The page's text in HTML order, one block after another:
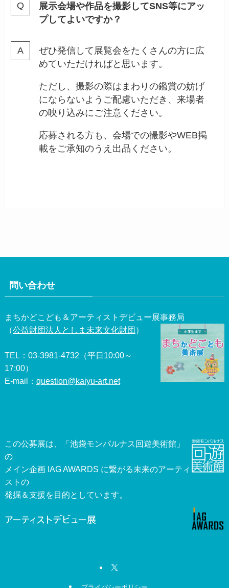
展示会場や作品を撮影してSNS等にアッ
プしてよいですか？
ぜひ発信して展覧会をたくさんの方に広
めていただければと思います。
ただし、撮影の際はまわりの鑑賞の妨げ
にならないようご配慮いただき、来場者
の映り込みにご注意ください。
応募される方も、会場での撮影やWEB掲
載をご承知のうえ出品ください。
問い合わせ
まちかどこども＆アーティストデビュー展事務局
（公益財団法人としま未来文化財団）
TEL：03-3981-4732（平日10:00～
17:00）
E-mail： question@kaiyu-art.net
この公募展は、「池袋モンパルナス回遊美術館」
の
メイン企画 IAG AWARDS に繋がる未来のアーティ
ストの
発掘＆支援を目的としています。